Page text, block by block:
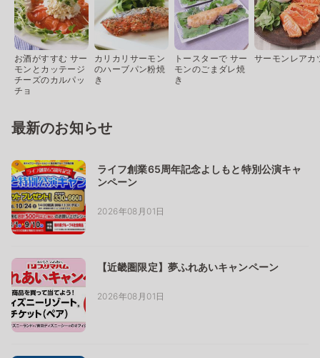
お酒がすすむ サー
モンとカッテージ
チーズのカルパッ
チョ
カリカリサーモン
のハーブパン粉焼
き
トースターで サー
モンのごまダレ焼
き
サーモンレアカ
最新のお知らせ
ライフ創業65周年記念よしもと特別公演キャ
ンペーン
2026年08月01日
【近畿圏限定】夢ふれあいキャンペーン
2026年08月01日